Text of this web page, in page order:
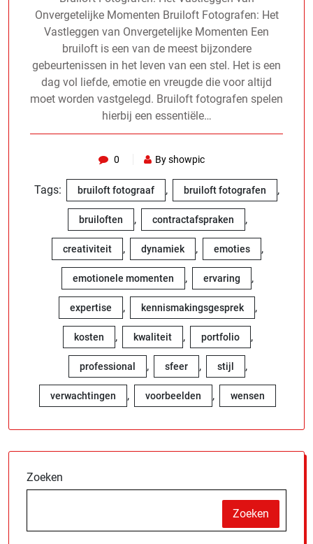
Onvergetelijke Momenten Bruiloft Fotografen: Het
Vastleggen van Onvergetelijke Momenten Een
bruiloft is een van de meest bijzondere
gebeurtenissen in het leven van een stel. Het is een
dag vol liefde, emotie en vreugde die voor altijd
moet worden vastgelegd. Bruiloft fotografen spelen
hierbij een essentiële…
0 By showpic
Tags: bruiloft fotograaf , bruiloft fotografen ,
bruiloften , contractafspraken ,
creativiteit , dynamiek , emoties ,
emotionele momenten , ervaring ,
expertise , kennismakingsgesprek ,
kosten , kwaliteit , portfolio ,
professional , sfeer , stijl ,
verwachtingen , voorbeelden , wensen
Zoeken
Zoeken